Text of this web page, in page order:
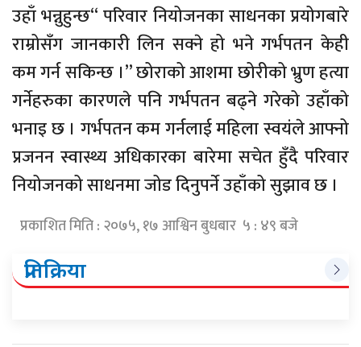
उहाँ भन्नुहुन्छ“ परिवार नियोजनका साधनका प्रयोगबारे
राम्रोसँग जानकारी लिन सक्ने हो भने गर्भपतन केही
कम गर्न सकिन्छ ।” छोराको आशमा छोरीको भ्रुण हत्या
गर्नेहरुका कारणले पनि गर्भपतन बढ्ने गरेको उहाँको
भनाइ छ । गर्भपतन कम गर्नलाई महिला स्वयंले आफ्नो
प्रजनन स्वास्थ्य अधिकारका बारेमा सचेत हुँदै परिवार
नियोजनको साधनमा जोड दिनुपर्ने उहाँको सुझाव छ ।
प्रकाशित मिति : २०७५, १७ आश्विन बुधबार ५ : ४९ बजे
प्रतिक्रिया